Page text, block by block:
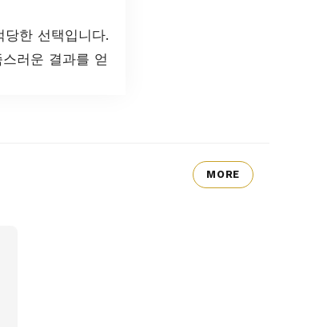
한 선택입니다.
러운 결과를 얻
MORE